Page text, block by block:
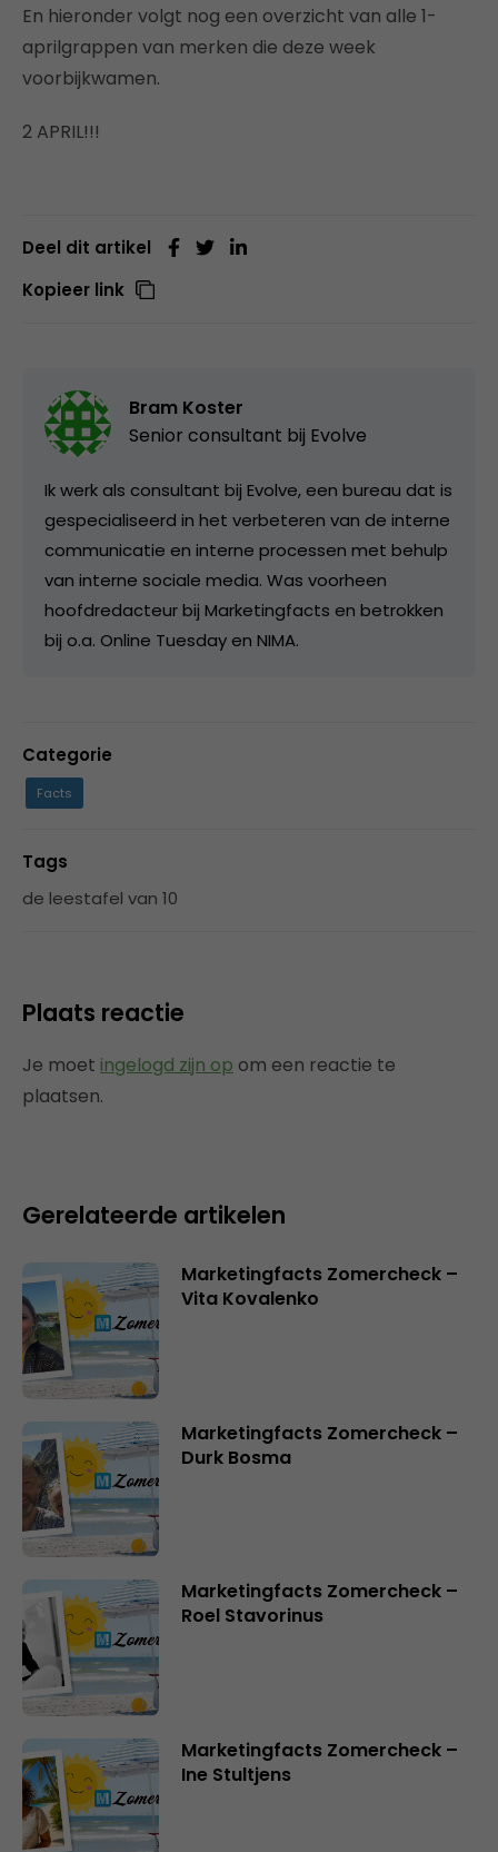
En hieronder volgt nog een overzicht van alle 1-
aprilgrappen van merken die deze week
voorbijkwamen.
2 APRIL!!!
Deel dit artikel
Kopieer link
Bram Koster
Senior consultant bij Evolve
Ik werk als consultant bij Evolve, een bureau dat is
gespecialiseerd in het verbeteren van de interne
communicatie en interne processen met behulp
van interne sociale media. Was voorheen
hoofdredacteur bij Marketingfacts en betrokken
bij o.a. Online Tuesday en NIMA.
Categorie
Facts
Tags
de leestafel van 10
Plaats reactie
Je moet ingelogd zijn op om een reactie te
plaatsen.
Gerelateerde artikelen
Marketingfacts Zomercheck –
Vita Kovalenko
Marketingfacts Zomercheck –
Durk Bosma
Marketingfacts Zomercheck –
Roel Stavorinus
Marketingfacts Zomercheck –
Ine Stultjens